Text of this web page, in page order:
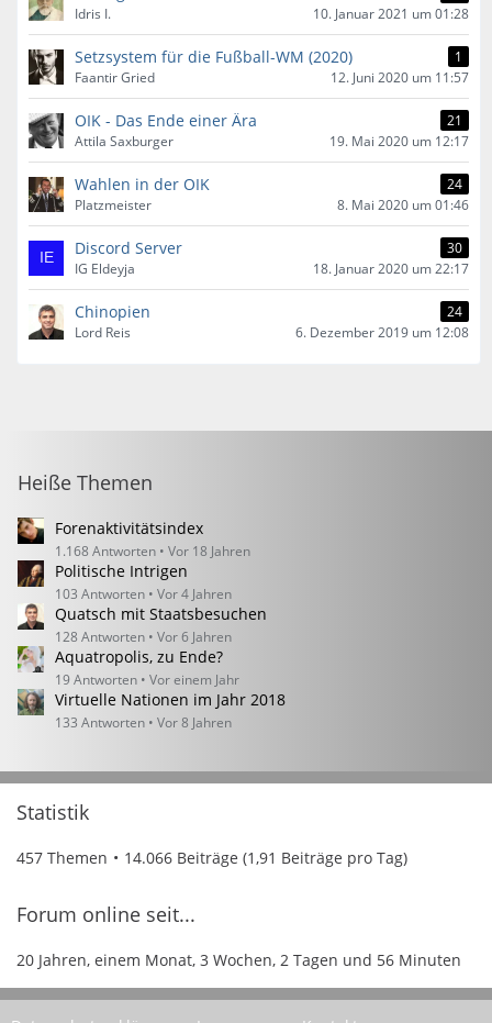
Idris I.
10. Januar 2021 um 01:28
Setzsystem für die Fußball-WM (2020)
1
Faantir Gried
12. Juni 2020 um 11:57
OIK - Das Ende einer Ära
21
Attila Saxburger
19. Mai 2020 um 12:17
Wahlen in der OIK
24
Platzmeister
8. Mai 2020 um 01:46
Discord Server
30
IG Eldeyja
18. Januar 2020 um 22:17
Chinopien
24
Lord Reis
6. Dezember 2019 um 12:08
Heiße Themen
Forenaktivitätsindex
1.168 Antworten Vor 18 Jahren
Politische Intrigen
103 Antworten Vor 4 Jahren
Quatsch mit Staatsbesuchen
128 Antworten Vor 6 Jahren
Aquatropolis, zu Ende?
19 Antworten Vor einem Jahr
Virtuelle Nationen im Jahr 2018
133 Antworten Vor 8 Jahren
Statistik
457 Themen 14.066 Beiträge (1,91 Beiträge pro Tag)
Forum online seit...
20 Jahren, einem Monat, 3 Wochen, 2 Tagen und 56 Minuten